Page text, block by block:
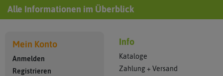
Alle Informationen im Überblick
Mein Konto
Anmelden
Registrieren
Info
Kataloge
Zahlung + Versand